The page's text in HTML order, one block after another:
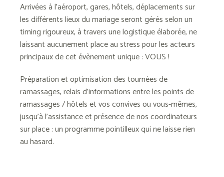
Arrivées à l’aéroport, gares, hôtels, déplacements sur
les différents lieux du mariage seront gérés selon un
timing rigoureux, à travers une logistique élaborée, ne
laissant aucunement place au stress pour les acteurs
principaux de cet évènement unique : VOUS !
Préparation et optimisation des tournées de
ramassages, relais d’informations entre les points de
ramassages / hôtels et vos convives ou vous-mêmes,
jusqu’à l’assistance et présence de nos coordinateurs
sur place : un programme pointilleux qui ne laisse rien
au hasard.